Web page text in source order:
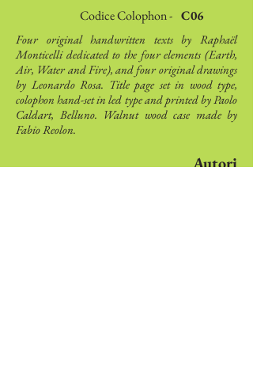
Codice Colophon - C06
Four original handwritten texts by Raphaël
Monticelli dedicated to the four elements (Earth,
Air, Water and Fire), and four original drawings
by Leonardo Rosa. Title page set in wood type,
colophon hand-set in led type and printed by Paolo
Caldart, Belluno. Walnut wood case made by
Fabio Reolon.
Autori